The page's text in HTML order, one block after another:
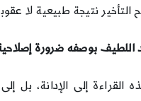
التأخير نتيجة طبيعية لا
اللطيف بوصفه ضرورة
إلى الإدانة، بل